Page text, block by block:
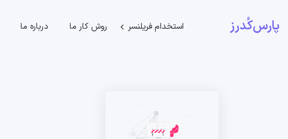
پارس‌کُدرز استخدام فریلنسر روش کار ما درباره ما